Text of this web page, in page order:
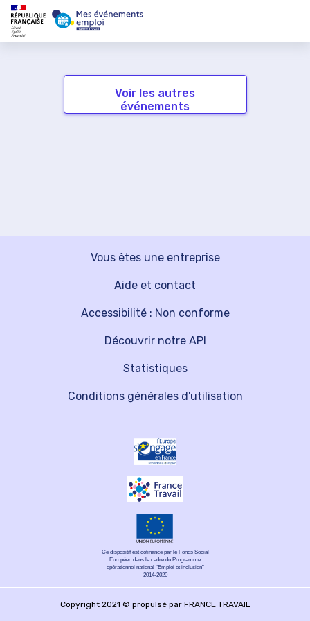
Voir les autres
événements
Vous êtes une entreprise
Découvrir notre API
Aide et contact
Statistiques
Accessibilité : Non conforme
Conditions générales d'utilisation
Ce dispositif est cofinancé par le Fonds Social
Européen dans le cadre du Programme
opérationnel national "Emploi et inclusion"
2014-2020
Copyright 2021 © propulsé par FRANCE TRAVAIL